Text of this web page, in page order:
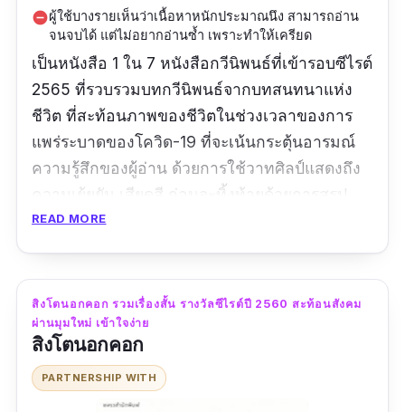
remove_circleผู้ใช้บางรายเห็นว่าเนื้อหาหนักประมาณนึง สามารถอ่าน
จนจบได้ แต่ไม่อยากอ่านซ้ำ เพราะทำให้เครียด
เป็นหนังสือ 1 ใน 7 หนังสือกวีนิพนธ์ที่เข้ารอบซีไรต์
2565 ที่รวบรวมบทกวีนิพนธ์จากบทสนทนาแห่ง
ชีวิต ที่สะท้อนภาพของชีวิตในช่วงเวลาของการ
แพร่ระบาดของโควิด-19 ที่จะเน้นกระตุ้นอารมณ์
ความรู้สึกของผู้อ่าน ด้วยการใช้วาทศิลป์แสดงถึง
ความเย้ยยัน เสียดสี ก่อนจะทิ้งท้ายด้วยการสรุป
เรื่องราวให้ผู้อ่านได้ตกตะกอนความคิด ในเรื่อง
ให้แก่มนุษย์ ผู้แต่งเลยเลือกที่จะใช้บทกวีเยียวยา
และปลอบประโลมเพื่อนมนุษย์ในเหตุการณ์ที่เกิด
ขึ้น ใครที่ชื่นชอบบทกวีที่มีความหมายลึกซึ้ง
สะท้อนสังคมแนะนำเลยค่ะ
READ MORE
สิงโตนอกคอก รวมเรื่องสั้น รางวัลซีไรต์ปี 2560 สะท้อนสังคม
ผ่านมุมใหม่ เข้าใจง่าย
สิงโตนอกคอก
PARTNERSHIP WITH